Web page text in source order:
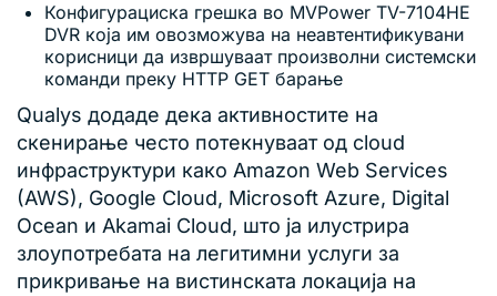
Конфигурациска грешка во MVPower TV-7104HE
DVR која им овозможува на неавтентификувани
корисници да извршуваат произволни системски
команди преку HTTP GET барање
Qualys додаде дека активностите на
скенирање често потекнуваат од cloud
инфраструктури како Amazon Web Services
(AWS), Google Cloud, Microsoft Azure, Digital
Ocean и Akamai Cloud, што ја илустрира
злоупотребата на легитимни услуги за
прикривање на вистинската локација на